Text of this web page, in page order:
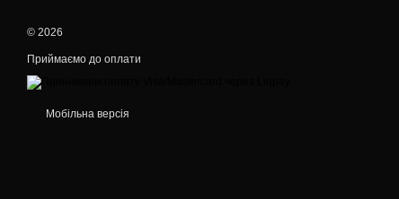
© 2026
Приймаємо до оплати
Мобільна версія